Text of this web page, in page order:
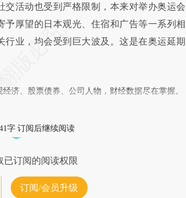
交活动也受到严格限制，本来对举办奥运会
予厚望的日本观光、住宿和广告等一系列相
行业，均会受到巨大波及。这是在奥运延期
经济、股票债券、公司人物，财经数据尽在掌握。
字 订阅后继续阅读
订阅的阅读权限
订阅/会员升级